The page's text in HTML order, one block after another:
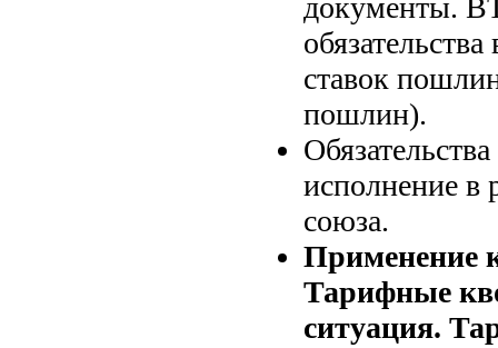
документы.
ставок
пошлин).
исполнение в
союза.
Применение
Тарифные
ситуация.